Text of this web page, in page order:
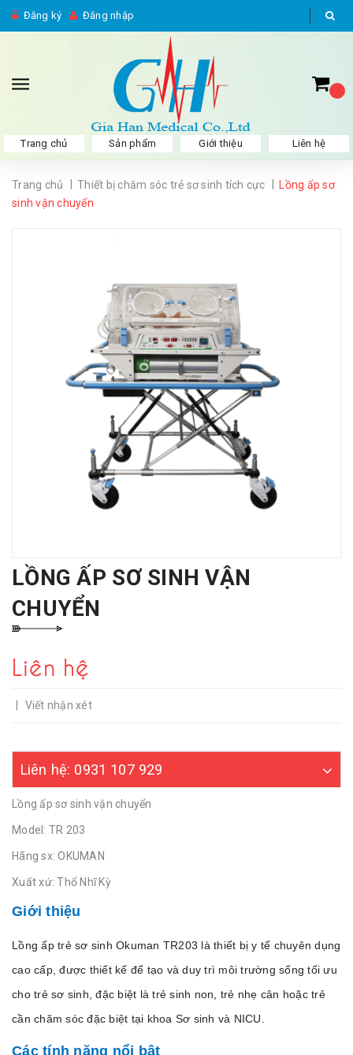
Đăng ký Đăng nhập
Trang chủ Sản phẩm Giới thiệu Liên hệ
Trang chủ Thiết bị chăm sóc trẻ sơ sinh tích cực
Lồng ấp sơ
sinh vận chuyển
LỒNG ẤP SƠ SINH VẬN
CHUYỂN
Liên hệ
Viết nhận xét
Liên hệ: 0931 107 929
Lồng ấp sơ sinh vận chuyển
Model: TR 203
Hãng sx: OKUMAN
Xuất xứ: Thổ Nhĩ Kỳ
Giới thiệu
Lồng ấp trẻ sơ sinh Okuman TR203 là thiết bị y tế chuyên dụng
cao cấp, được thiết kế để tạo và duy trì môi trường sống tối ưu
cho trẻ sơ sinh, đặc biệt là trẻ sinh non, trẻ nhẹ cân hoặc trẻ
cần chăm sóc đặc biệt tại khoa Sơ sinh và NICU.
Các tính năng nổi bật